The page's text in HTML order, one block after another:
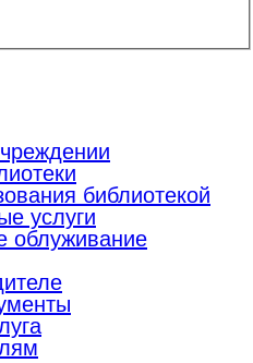
библиотекой
услуги
облуживание